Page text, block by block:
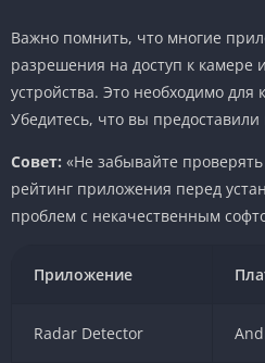
Важно помнить, что многие
разрешения на доступ к
устройства. Это необходимо для
Убедитесь, что вы
Совет: «Не забывайте
рейтинг приложения перед
проблем с некачественным
Приложение
Radar Detector